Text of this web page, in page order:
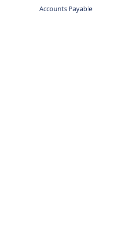
Accounts Payable